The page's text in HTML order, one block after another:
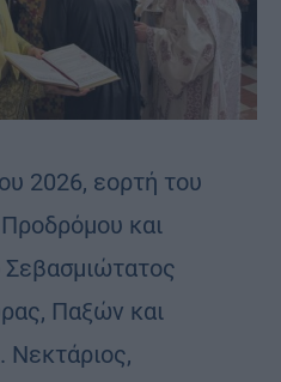
2026, εορτή του
Προδρόμου και
Σεβασμιώτατος
Παξών και
Νεκτάριος,